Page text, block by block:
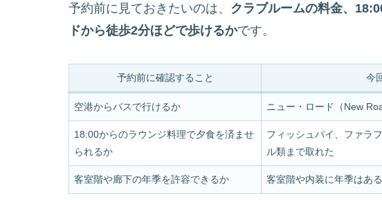
予約前に見ておきたいのは、 クラブルームの料金、
ドから徒歩2分ほどで歩けるかです。
予約前に確認すること 今
空港からバスで行けるか ニュー・ロード（New
18:00からのラウンジ料理で夕食を済ませ
られるか
フィッシュパイ、ファラ
ル類まで取れた
客室階や廊下の年季を許容できるか 客室階や内装に年季はあ